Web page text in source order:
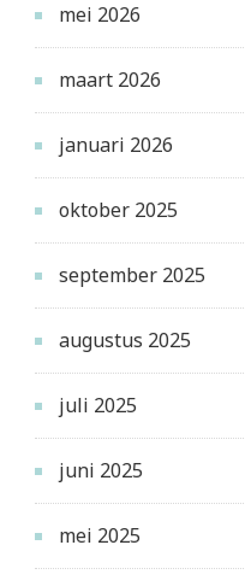
mei 2026
maart 2026
januari 2026
oktober 2025
september 2025
augustus 2025
juli 2025
juni 2025
mei 2025